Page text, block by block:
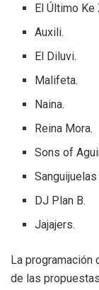
El Último Ke
Auxili.
El Diluvi.
Malifeta.
Naina.
Reina Mora.
Sons of
Sanguijuelas
DJ Plan B.
Jajajers.
La programación
de las